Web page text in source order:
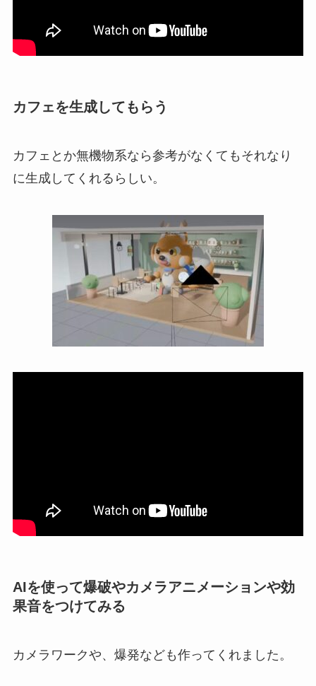
カフェを生成してもらう
カフェとか無機物系なら参考がなくてもそれなり
に生成してくれるらしい。
AIを使って爆破やカメラアニメーションや効
果音をつけてみる
カメラワークや、爆発なども作ってくれました。